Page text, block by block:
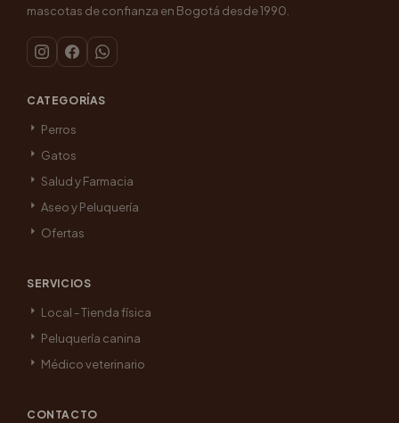
mascotas de confianza en Bogotá desde 1990.
CATEGORÍAS
Perros
Gatos
Salud y Farmacia
Aseo y Peluquería
Ofertas
SERVICIOS
Local - Tienda física
Peluquería canina
Médico veterinario
CONTACTO